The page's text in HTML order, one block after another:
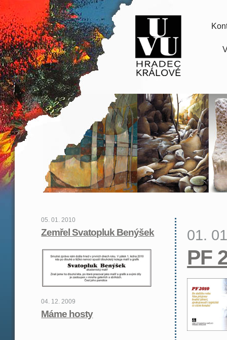
05. 01. 2010
Zemřel Svatopluk Benýšek
04. 12. 2009
Máme hosty
01.
PF